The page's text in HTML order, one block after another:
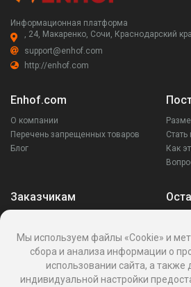
Информационная платформа
, 24, Макаренко, Сочи, Краснодарский
support@enhof.com
http://enhof.com
Enhof.com
О компании
Перечень запрещенных товаров
Блог
Как
Заказчикам
Ваши запросы
Написать поставщику
Написать в поддержку
Мы используем файлы «Cookie» и
сбора и анализа информации о
использовании сайта, а также
индивидуальной настройки